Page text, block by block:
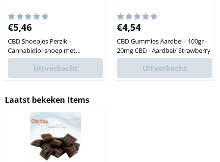
Prijs: 5,46
€5,46
CBD Snoepjes Perzik -
Cannabidiol snoep met
perziksmaak! Perzik, wie houdt
er niet van? Nu kun je snoepjes
met CBD krijgen met de milde,
smakelijke vrucht! De
de wat typische, pure smaak van
CBD, die door de meeste
mensen als iets te bitter kan
worden ervaren. Perzik snoepjes
Uitverkocht
Prijs: 4,54
€4,54
CBD Gummies Aardbei - 100gr -
20mg CBD - Aardbei/ Strawberry
Uitverkocht
Laatst bekeken items